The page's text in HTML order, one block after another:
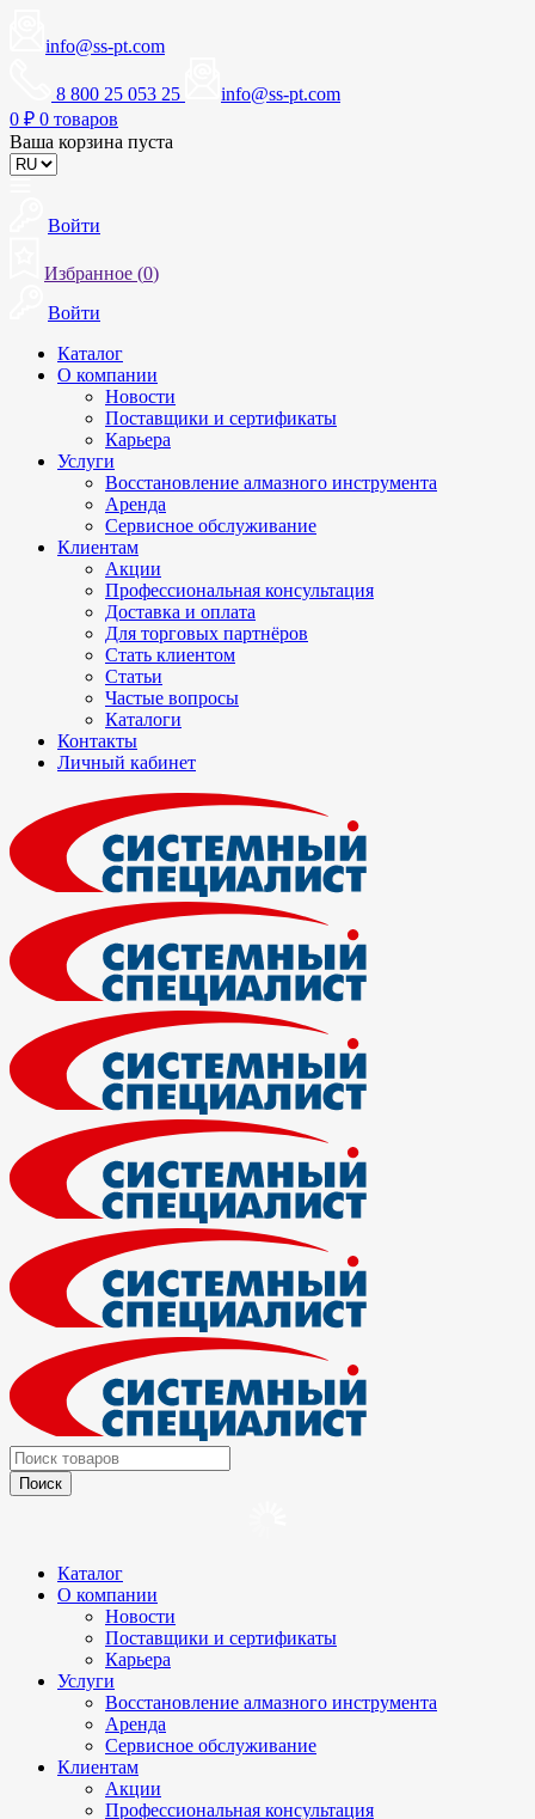
info@ss-pt.com
8 800 25 053 25
info@ss-pt.com
0 ₽ 0 товаров
Ваша корзина пуста
Войти
Избранное (0)
Войти
Каталог
О компании
Новости
Поставщики и сертификаты
Карьера
Услуги
Восстановление алмазного инструмента
Аренда
Сервисное обслуживание
Клиентам
Акции
Профессиональная консультация
Доставка и оплата
Для торговых партнёров
Стать клиентом
Статьи
Частые вопросы
Каталоги
Контакты
Личный кабинет
Каталог
О компании
Новости
Поставщики и сертификаты
Карьера
Услуги
Восстановление алмазного инструмента
Аренда
Сервисное обслуживание
Клиентам
Акции
Профессиональная консультация